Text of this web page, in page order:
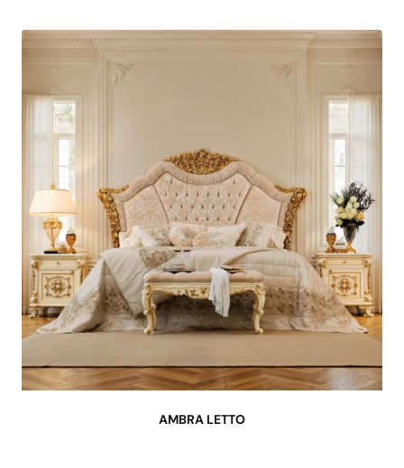
AMBRA LETTO